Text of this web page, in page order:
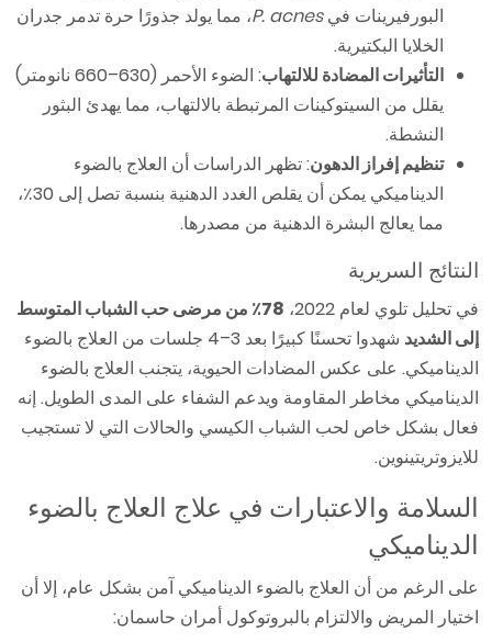
البورفيرينات فيP. acnes، مما يولد جذورًا حرة تدمر جدران
الخلايا البكتيرية.
التأثيرات المضادة للالتهاب
: الضوء الأحمر (630–660 نانومتر)
يقلل من السيتوكينات المرتبطة بالالتهاب، مما يهدئ البثور
النشطة.
تنظيم إفراز الدهون: تظهر الدراسات أن العلاج بالضوء
الديناميكي يمكن أن يقلص الغدد الدهنية بنسبة تصل إلى 30٪،
مما يعالج البشرة الدهنية من مصدرها.
النتائج السريرية
في تحليل تلوي لعام 2022،
78٪ من مرضى حب الشباب المتوسط
إلى الشديد
شهدوا تحسنًا كبيرًا بعد 3–4 جلسات من العلاج بالضوء
الديناميكي. على عكس المضادات الحيوية، يتجنب العلاج بالضوء
الديناميكي مخاطر المقاومة ويدعم الشفاء على المدى الطويل. إنه
فعال بشكل خاص لحب الشباب الكيسي والحالات التي لا تستجيب
للايزوتريتينوين.
السلامة والاعتبارات في علاج العلاج بالضوء
الديناميكي
على الرغم من أن العلاج بالضوء الديناميكي آمن بشكل عام، إلا أن
اختيار المريض والالتزام بالبروتوكول أمران حاسمان: